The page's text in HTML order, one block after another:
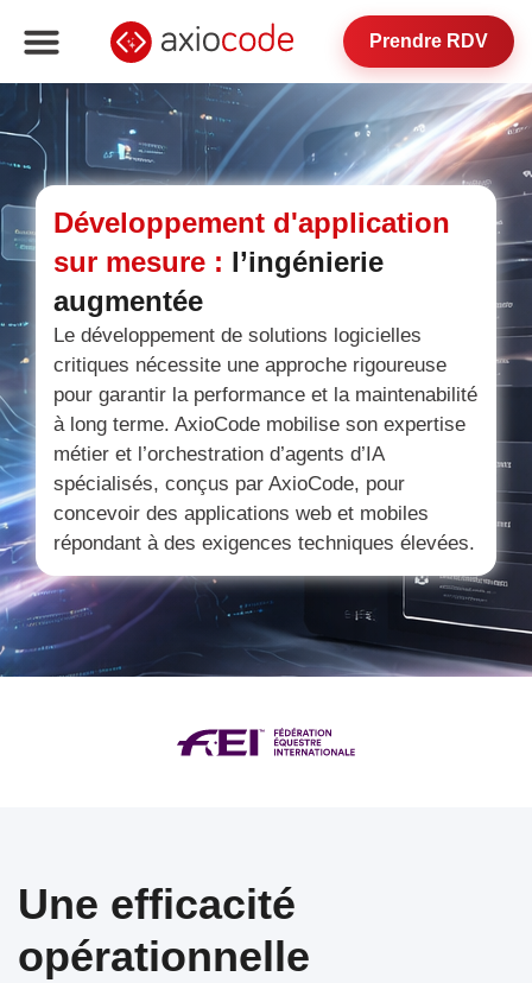
Prendre RDV
Développement d'application
sur mesure : l’ingénierie
augmentée
Le développement de solutions logicielles
critiques nécessite une approche rigoureuse
pour garantir la performance et la maintenabilité
à long terme. AxioCode mobilise son expertise
métier et l’orchestration d’agents d’IA
spécialisés, conçus par AxioCode, pour
concevoir des applications web et mobiles
répondant à des exigences techniques élevées.
Une efficacité
opérationnelle